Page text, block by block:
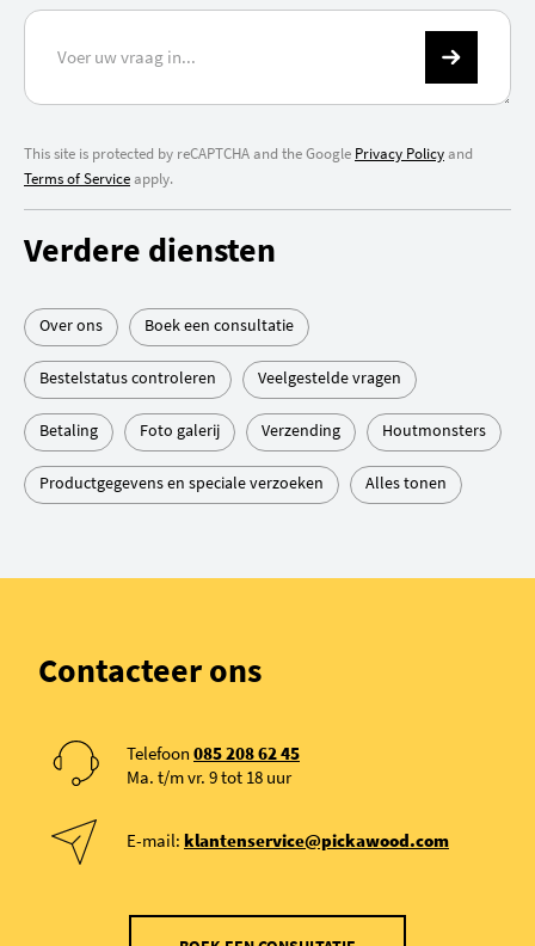
This site is protected by reCAPTCHA and the Google Privacy Policyand
Terms of Serviceapply.
Verdere diensten
Over ons Boek een consultatie
Bestelstatus controleren Veelgestelde vragen
Betaling Foto galerij Verzending Houtmonsters
Productgegevens en speciale verzoeken Alles tonen
Contacteer ons
Telefoon 085 208 62 45
Ma. t/m vr. 9 tot 18 uur
E-mail: klantenservice@pickawood.com